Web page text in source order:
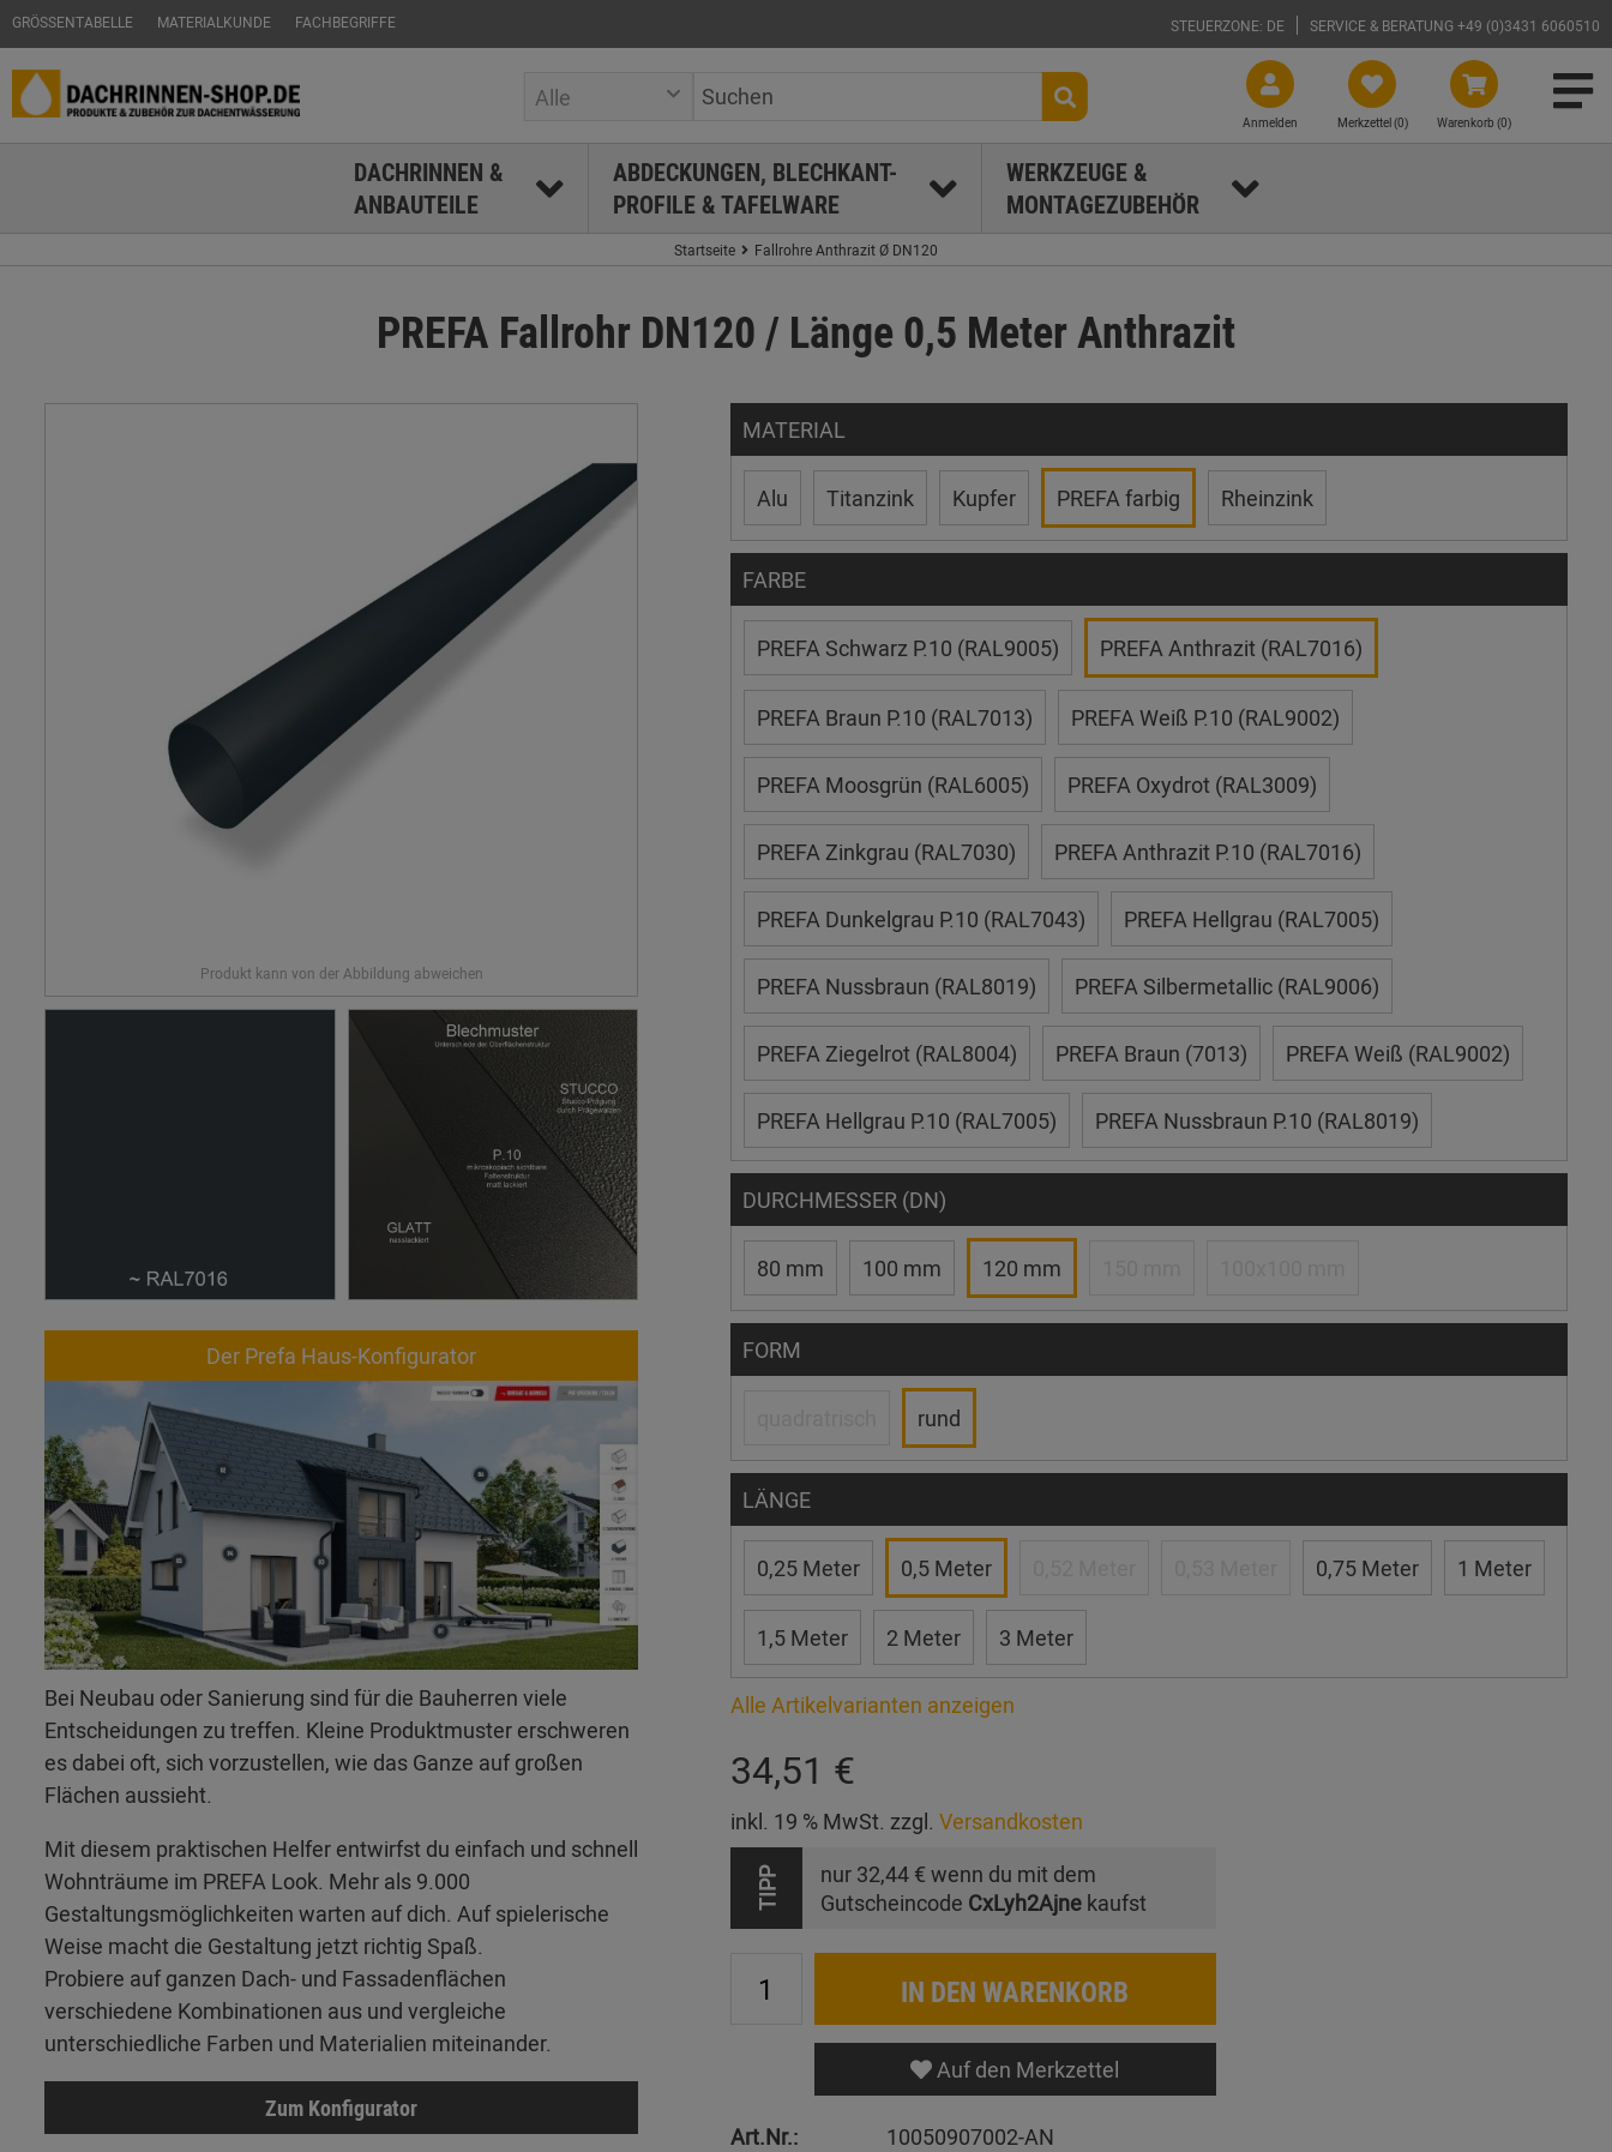
GRÖSSENTABELLE MATERIALKUNDE FACHBEGRIFFE STEUERZONE: DE SERVICE & BERATUNG +49 (0)3431 6060510
Warenkorb (0)
Merkzettel (0)
Anmelden
Alle
DACHRINNEN &
ANBAUTEILE
ABDECKUNGEN, BLECHKANT-
PROFILE & TAFELWARE
WERKZEUGE &
MONTAGEZUBEHÖR
Startseite Fallrohre Anthrazit Ø DN120
PREFA Fallrohr DN120 / Länge 0,5 Meter Anthrazit
Der Prefa Haus-Konfigurator
Bei Neubau oder Sanierung sind für die Bauherren viele
Entscheidungen zu treffen. Kleine Produktmuster erschweren
es dabei oft, sich vorzustellen, wie das Ganze auf großen
Flächen aussieht.
Mit diesem praktischen Helfer entwirfst du einfach und schnell
Wohnträume im PREFA Look. Mehr als 9.000
Gestaltungsmöglichkeiten warten auf dich. Auf spielerische
Weise macht die Gestaltung jetzt richtig Spaß.
Probiere auf ganzen Dach- und Fassadenflächen
verschiedene Kombinationen aus und vergleiche
unterschiedliche Farben und Materialien miteinander.
Zum Konfigurator
MATERIAL
Alu Titanzink Kupfer PREFA farbig Rheinzink
FARBE
PREFA Schwarz P.10 (RAL9005) PREFA Anthrazit (RAL7016)
PREFA Braun P.10 (RAL7013) PREFA Weiß P.10 (RAL9002)
PREFA Moosgrün (RAL6005) PREFA Oxydrot (RAL3009)
PREFA Zinkgrau (RAL7030) PREFA Anthrazit P.10 (RAL7016)
PREFA Dunkelgrau P.10 (RAL7043) PREFA Hellgrau (RAL7005)
PREFA Nussbraun (RAL8019) PREFA Silbermetallic (RAL9006)
PREFA Ziegelrot (RAL8004) PREFA Braun (7013) PREFA Weiß (RAL9002)
PREFA Hellgrau P.10 (RAL7005) PREFA Nussbraun P.10 (RAL8019)
DURCHMESSER (DN)
80 mm 100 mm 120 mm
FORM
rund
LÄNGE
0,25 Meter 0,5 Meter 0,75 Meter 1 Meter
1,5 Meter 2 Meter 3 Meter
Alle Artikelvarianten anzeigen
34,51 €
inkl. 19 % MwSt. zzgl. Versandkosten
TIPP nur 32,44 € wenn du mit dem
Gutscheincode CxLyh2Ajnekaufst
IN DEN WARENKORB
Auf den Merkzettel
Art.Nr.:
10050907002-AN